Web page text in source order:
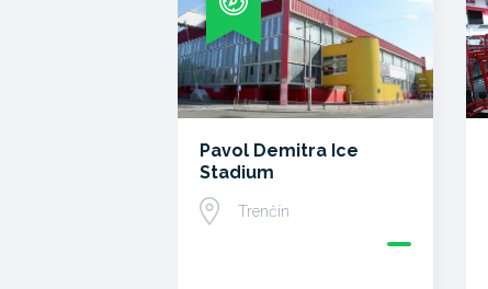
Pavol Demitra Ice
Stadium
Trenčín